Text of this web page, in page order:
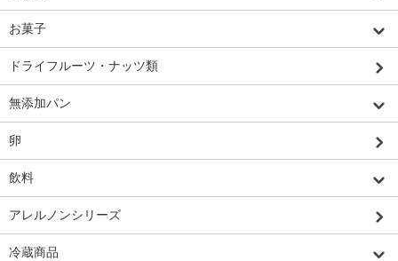
お菓子
ドライフルーツ・ナッツ類
無添加パン
卵
飲料
アレルノンシリーズ
冷蔵商品